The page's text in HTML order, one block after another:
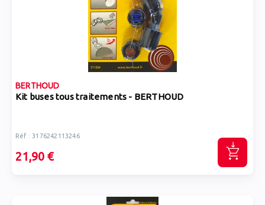
BERTHOUD
Kit buses tous traitements - BERTHOUD
Réf : 3176242113246
21,90 €